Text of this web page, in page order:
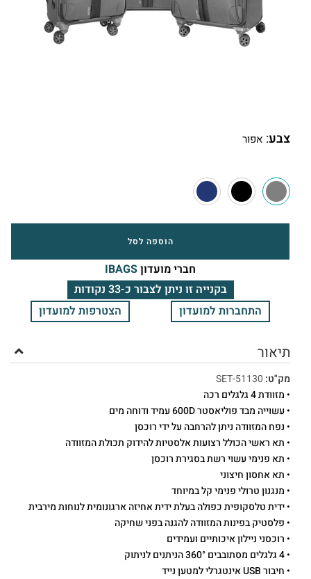
צבע: אפור
הוספה לסל
חברי מועדון
בקנייה זו ניתן לצבור כ-33 נקודות
התחברות למועדון
הצטרפות למועדון
תיאור
מק"ט: 51130-SET
• מזוודת 4 גלגלים רכה
• עשוייה מבד פוליאסטר 600D עמיד ודוחה מים
• נפח המזוודה ניתן להרחבה על ידי רוכסן
• תא ראשי הכולל רצועות אלסטיות להידוק תכולת המזוודה
• תא פנימי עשוי רשת בסגירת רוכסן
• תא אחסון חיצוני
• מנגנון טרולי פנימי קל במיוחד
• ידית טלסקופית כפולה בעלת ידית אחיזה ארגונומית לנוחות מירבית
• פלסטיק בפינות המזוודה להגנה בפני שחיקה
• רוכסני ניילון איכותיים ועמידים
• 4 גלגלים מסתובבים 360° הניתנים לניתוק
• חיבור USB אינטגרלי למטען נייד